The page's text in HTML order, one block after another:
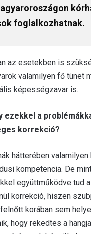
foglalkozhatnak.
az esetekben is
valamilyen fő tünet
képességzavar is.
ezekkel a
korrekció?
hátterében
kompetencia. De
együttműködve tud
korrekció, hiszen
korában sem
hogy rekedtes a